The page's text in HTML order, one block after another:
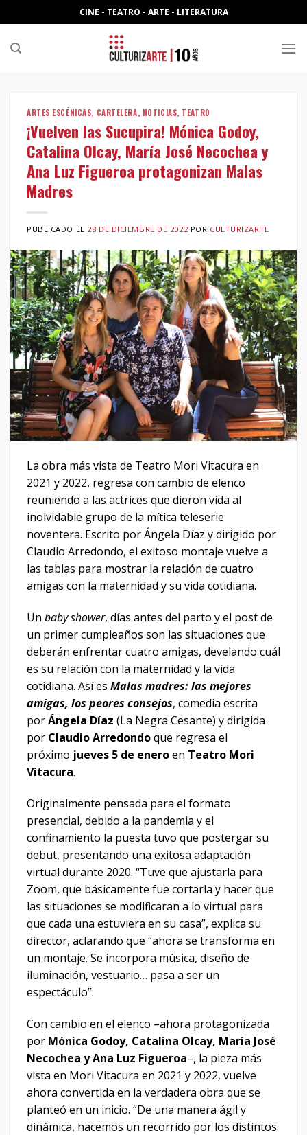
to
content
CINE - TEATRO - ARTE - LITERATURA
ARTES ESCÉNICAS, CARTELERA, NOTICIAS, TEATRO
¡Vuelven las Sucupira! Mónica Godoy,
Catalina Olcay, María José Necochea y
Ana Luz Figueroa protagonizan Malas
Madres
PUBLICADO EL 28 DE DICIEMBRE DE 2022 POR CULTURIZARTE
La obra más vista de Teatro Mori Vitacura en
2021 y 2022, regresa con cambio de elenco
reuniendo a las actrices que dieron vida al
inolvidable grupo de la mítica teleserie
noventera. Escrito por Ángela Díaz y dirigido por
Claudio Arredondo, el exitoso montaje vuelve a
las tablas para mostrar la relación de cuatro
amigas con la maternidad y su vida cotidiana.
Un baby shower, días antes del parto y el post de
un primer cumpleaños son las situaciones que
deberán enfrentar cuatro amigas, develando cuál
es su relación con la maternidad y la vida
cotidiana. Así es Malas madres: las mejores
amigas, los peores consejos, comedia escrita
porÁngela Díaz (La Negra Cesante) y dirigida
por Claudio Arredondoque regresa el
próximo jueves 5 de eneroen Teatro Mori
Vitacura.
Originalmente pensada para el formato
presencial, debido a la pandemia y el
confinamiento la puesta tuvo que postergar su
debut, presentando una exitosa adaptación
virtual durante 2020. “Tuve que ajustarla para
Zoom, que básicamente fue cortarla y hacer que
las situaciones se modificaran a lo virtual para
que cada una estuviera en su casa”, explica su
director, aclarando que “ahora se transforma en
un montaje. Se incorpora música, diseño de
iluminación, vestuario… pasa a ser un
espectáculo”.
Con cambio en el elenco –ahora protagonizada
por Mónica Godoy, Catalina Olcay, María José
Necochea y Ana Luz Figueroa–, la pieza más
vista en Mori Vitacura en 2021 y 2022, vuelve
ahora convertida en la verdadera obra que se
planteó en un inicio. “De una manera ágil y
dinámica, hacemos un recorrido por los distintos